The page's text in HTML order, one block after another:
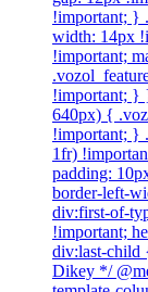
!important; }
width: 14px
!important;
!important; }
640px) {
!important; }
1fr)
padding:
border-left-
div:first-of-
!important;
div:last-child
Dikey */